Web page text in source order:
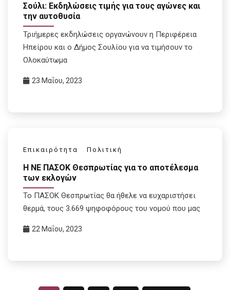
Σούλι: Εκδηλώσεις τιμής για τους αγώνες και
την αυτοθυσία
Τριήμερες εκδηλώσεις οργανώνουν η Περιφέρεια
Ηπείρου και ο Δήμος Σουλίου για να τιμήσουν το
Ολοκαύτωμα
23 Μαΐου, 2023
Επικαιρότητα Πολιτική
Η ΝΕ ΠΑΣΟΚ Θεσπρωτίας για το αποτέλεσμα
των εκλογών
To ΠΑΣΟΚ Θεσπρωτίας θα ήθελε να ευχαριστήσει
θερμά, τους 3.669 ψηφοφόρους του νομού που μας
22 Μαΐου, 2023